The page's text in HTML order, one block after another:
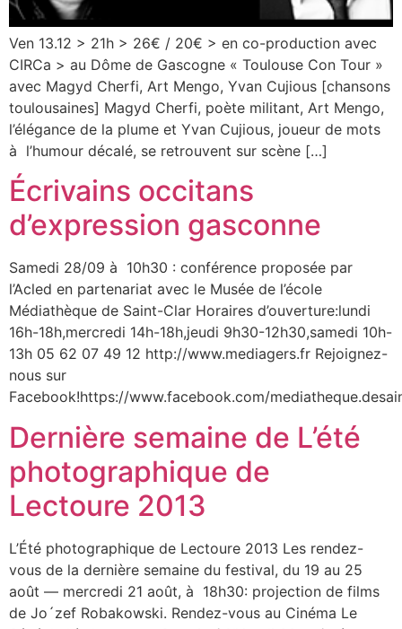
Ven 13.12 > 21h > 26€ / 20€ > en co-production avec
CIRCa > au Dôme de Gascogne « Toulouse Con Tour »
avec Magyd Cherfi, Art Mengo, Yvan Cujious [chansons
toulousaines] Magyd Cherfi, poète militant, Art Mengo,
l’élégance de la plume et Yvan Cujious, joueur de mots
à l’humour décalé, se retrouvent sur scène […]
Écrivains occitans
d’expression gasconne
Samedi 28/09 à 10h30 : conférence proposée par
l’Acled en partenariat avec le Musée de l’école
Médiathèque de Saint-Clar Horaires d’ouverture:lundi
16h-18h,mercredi 14h-18h,jeudi 9h30-12h30,samedi 10h-
13h 05 62 07 49 12 http://www.mediagers.fr Rejoignez-
nous sur
Facebook!https://www.facebook.com/
Dernière semaine de L’été
photographique de
Lectoure 2013
L’Été photographique de Lectoure 2013 Les rendez-
vous de la dernière semaine du festival, du 19 au 25
août — mercredi 21 août, à 18h30: projection de films
de Jo´zef Robakowski. Rendez-vous au Cinéma Le